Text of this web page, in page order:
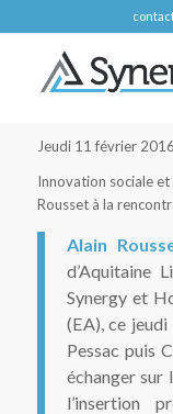
Jeudi 11 février
Innovation sociale et
Rousset à la
Alain
d’Aquitaine
Synergy et
(EA), ce
Pessac puis
échanger sur
l’insertion